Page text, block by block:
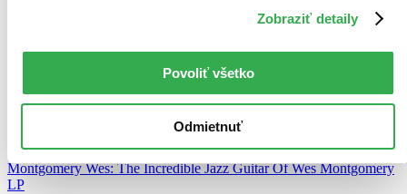
Zobraziť detaily
Povoliť všetko
Odmietnuť
Montgomery Wes: The Incredible Jazz Guitar Of Wes Montgomery
LP